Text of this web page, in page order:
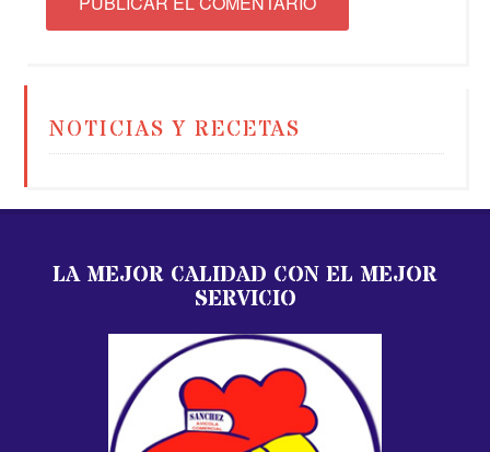
NOTICIAS Y RECETAS
LA MEJOR CALIDAD CON EL MEJOR
SERVICIO